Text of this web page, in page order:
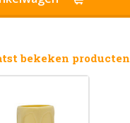
bekeken producten